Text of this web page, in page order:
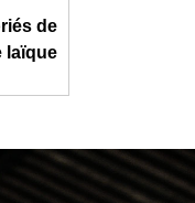
de
laïque